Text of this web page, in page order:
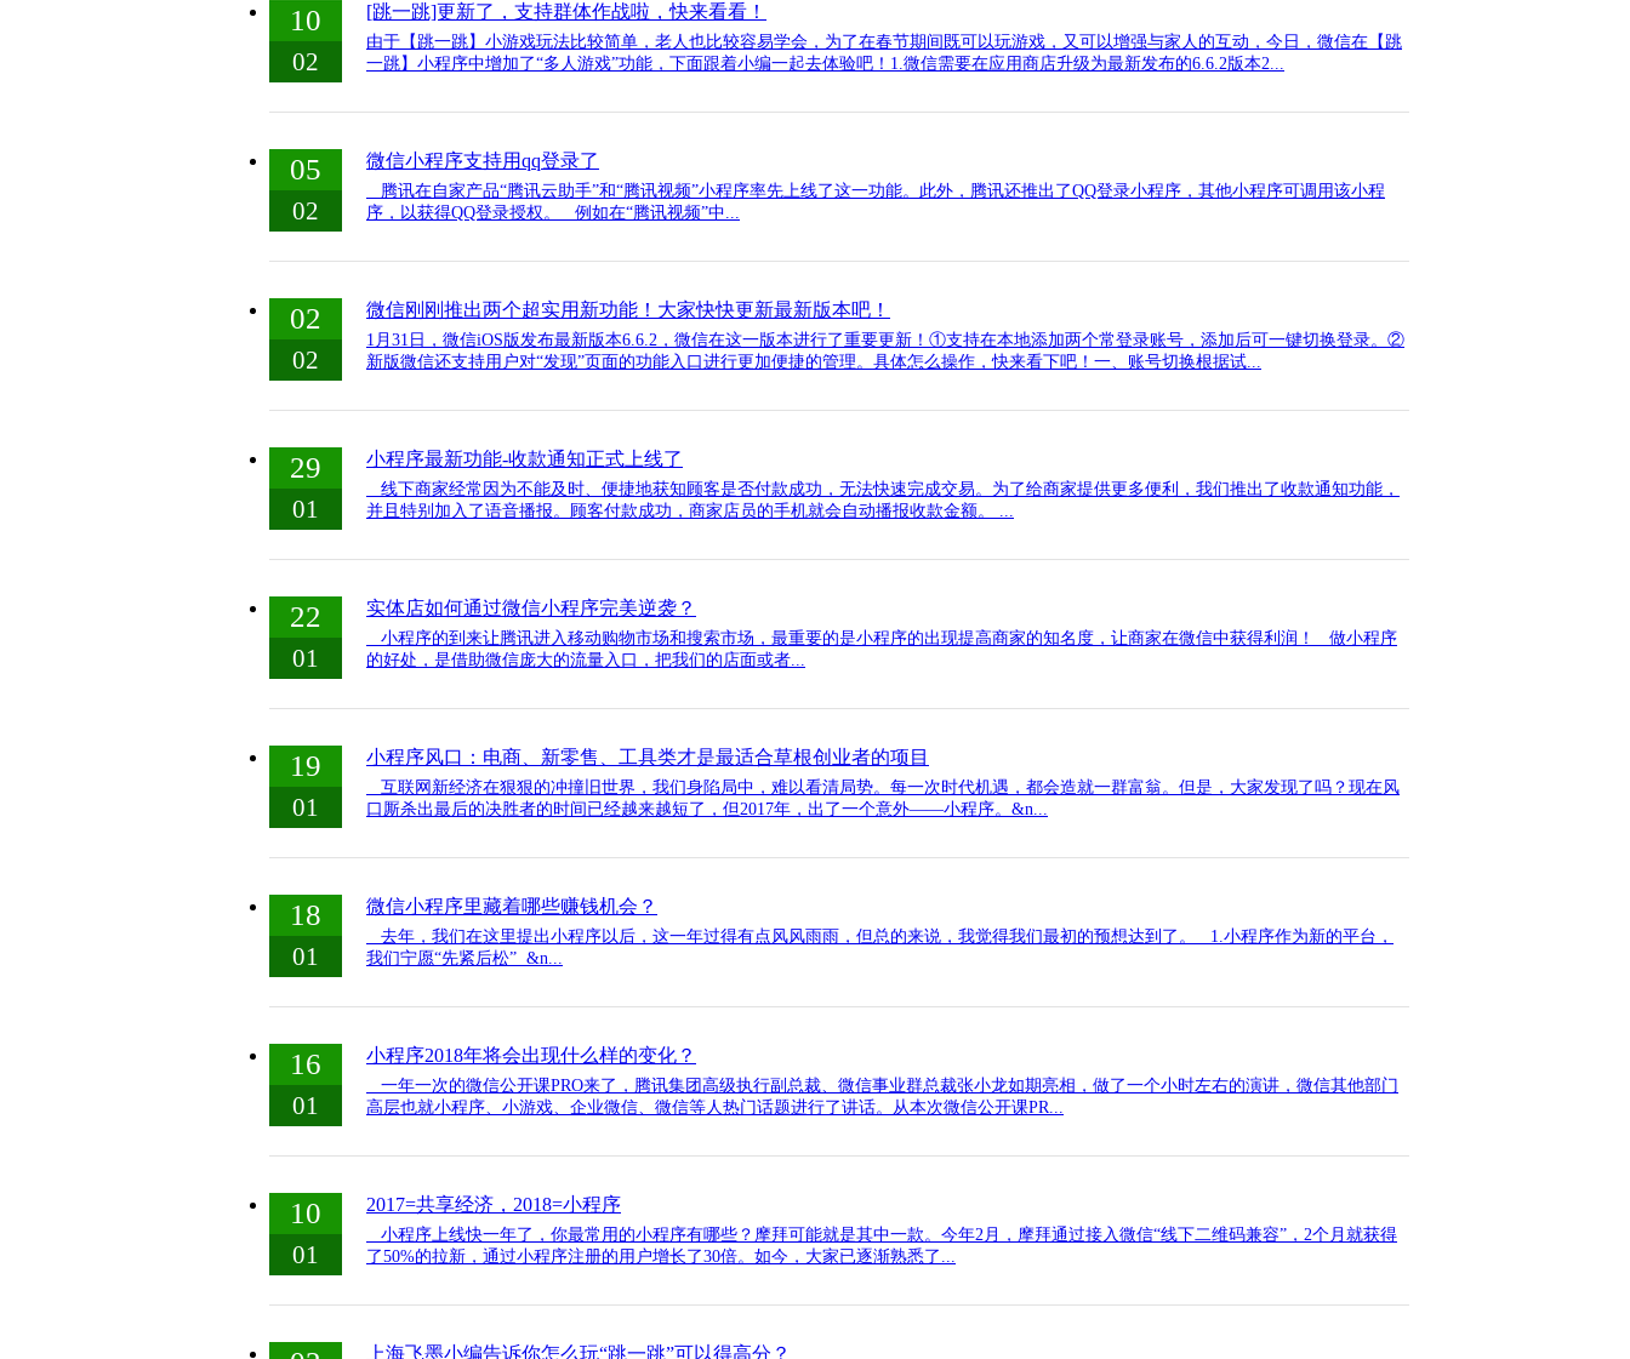
10
02
[跳一跳]更新了，支持群体作战啦，快来看看！
由于【跳一跳】小游戏玩法比较简单，老人也比较容易学会，为了在春节期间既可以玩游戏，又可以增强与家人的互动，今日，微信在【跳
一跳】小程序中增加了“多人游戏”功能，下面跟着小编一起去体验吧！1.微信需要在应用商店升级为最新发布的6.6.2版本2...
05
02
微信小程序支持用qq登录了
腾讯在自家产品“腾讯云助手”和“腾讯视频”小程序率先上线了这一功能。此外，腾讯还推出了QQ登录小程序，其他小程序可调用该小程
序，以获得QQ登录授权。 例如在“腾讯视频”中...
02
02
微信刚刚推出两个超实用新功能！大家快快更新最新版本吧！
1月31日，微信iOS版发布最新版本6.6.2，微信在这一版本进行了重要更新！①支持在本地添加两个常登录账号，添加后可一键切换登录。②
新版微信还支持用户对“发现”页面的功能入口进行更加便捷的管理。具体怎么操作，快来看下吧！一、账号切换根据试...
29
01
小程序最新功能-收款通知正式上线了
线下商家经常因为不能及时、便捷地获知顾客是否付款成功，无法快速完成交易。为了给商家提供更多便利，我们推出了收款通知功能，
并且特别加入了语音播报。顾客付款成功，商家店员的手机就会自动播报收款金额。 ...
22
01
实体店如何通过微信小程序完美逆袭？
小程序的到来让腾讯进入移动购物市场和搜索市场，最重要的是小程序的出现提高商家的知名度，让商家在微信中获得利润！ 做小程序
的好处，是借助微信庞大的流量入口，把我们的店面或者...
19
01
小程序风口：电商、新零售、工具类才是最适合草根创业者的项目
互联网新经济在狠狠的冲撞旧世界，我们身陷局中，难以看清局势。每一次时代机遇，都会造就一群富翁。但是，大家发现了吗？现在风
口厮杀出最后的决胜者的时间已经越来越短了，但2017年，出了一个意外——小程序。&n...
18
01
微信小程序里藏着哪些赚钱机会？
去年，我们在这里提出小程序以后，这一年过得有点风风雨雨，但总的来说，我觉得我们最初的预想达到了。 1.小程序作为新的平台，
我们宁愿“先紧后松” &n...
16
01
小程序2018年将会出现什么样的变化？
一年一次的微信公开课PRO来了，腾讯集团高级执行副总裁、微信事业群总裁张小龙如期亮相，做了一个小时左右的演讲，微信其他部门
高层也就小程序、小游戏、企业微信、微信等人热门话题进行了讲话。从本次微信公开课PR...
10
01
2017=共享经济，2018=小程序
小程序上线快一年了，你最常用的小程序有哪些？摩拜可能就是其中一款。今年2月，摩拜通过接入微信“线下二维码兼容”，2个月就获得
了50%的拉新，通过小程序注册的用户增长了30倍。如今，大家已逐渐熟悉了...
上海飞墨小编告诉你怎么玩“跳一跳”可以得高分？